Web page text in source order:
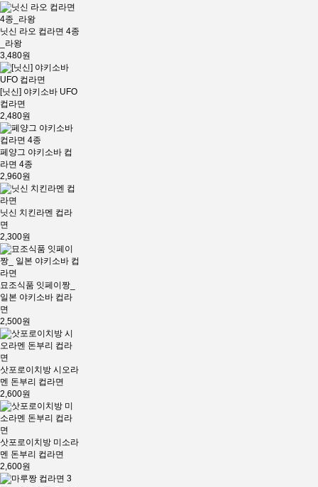
닛신 라오 컵라면 4종
_라왕
3,480원
[닛신] 야키소바 UFO
컵라면
2,480원
페양그 야키소바 컵
라면 4종
2,960원
닛신 치킨라멘 컵라
면
2,300원
묘조식품 잇페이짱_
일본 야키소바 컵라
면
2,500원
삿포로이치방 시오라
멘 돈부리 컵라면
2,600원
삿포로이치방 미소라
멘 돈부리 컵라면
2,600원